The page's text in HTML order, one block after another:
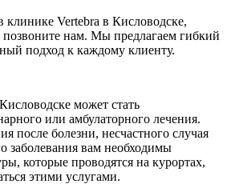
клинике Vertebra в Кисловодске,
позвоните нам. Мы предлагаем гибкий
подход к каждому клиенту.
может стать
или амбулаторного лечения.
после болезни, несчастного случая
заболевания вам необходимы
которые проводятся на курортах,
этими услугами.